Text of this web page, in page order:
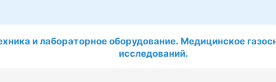
и лабораторное оборудование. Медицинское
исследований.